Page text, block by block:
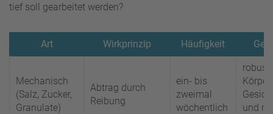
tief soll gearbeitet werden?
Art Wirkprinzip Häufigkeit
Mechanisch
(Salz, Zucker,
Granulate)
Abtrag durch
Reibung
ein- bis
zweimal
wöchentlich
und